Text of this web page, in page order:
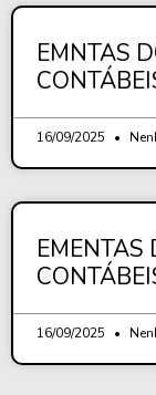
EMNTAS
16/09/2025
EMENTAS
16/09/2025